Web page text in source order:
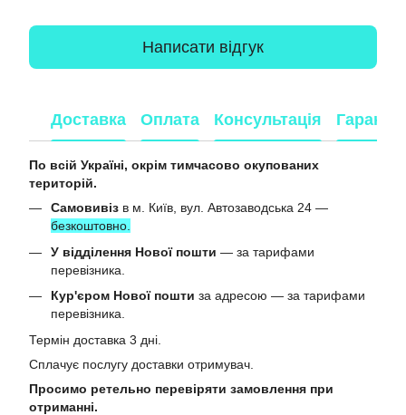
Написати відгук
Доставка Оплата Консультація Гарантія
По всій Україні, окрім тимчасово окупованих
територій.
Самовивіз в м. Київ, вул. Автозаводська 24 —
безкоштовно.
У відділення Нової пошти — за тарифами
перевізника.
Кур'єром Нової пошти за адресою — за тарифами
перевізника.
Термін доставка 3 дні.
Сплачує послугу доставки отримувач.
Просимо ретельно перевіряти замовлення при
отриманні.